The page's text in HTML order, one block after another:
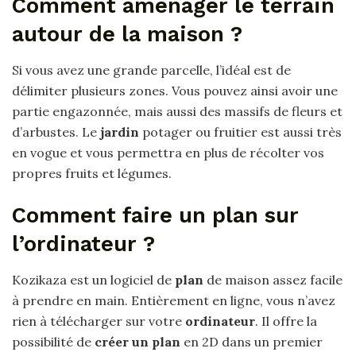
Comment amenager le terrain
autour de la maison ?
Si vous avez une grande parcelle, l’idéal est de
délimiter plusieurs zones. Vous pouvez ainsi avoir une
partie engazonnée, mais aussi des massifs de fleurs et
d’arbustes. Le jardin potager ou fruitier est aussi très
en vogue et vous permettra en plus de récolter vos
propres fruits et légumes.
Comment faire un plan sur
l’ordinateur ?
Kozikaza est un logiciel de plan de maison assez facile
à prendre en main. Entièrement en ligne, vous n’avez
rien à télécharger sur votre ordinateur. Il offre la
possibilité de créer un plan en 2D dans un premier